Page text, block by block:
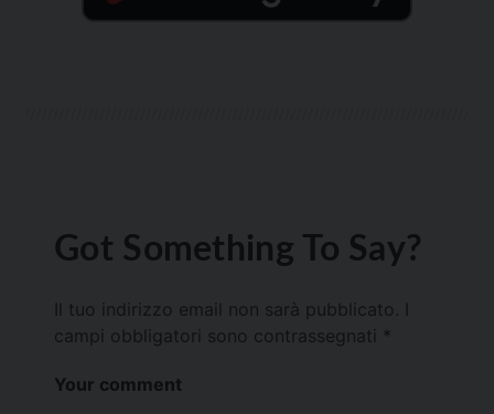
Got Something To Say?
Il tuo indirizzo email non sarà pubblicato.
campi obbligatori sono contrassegnati *
Your comment